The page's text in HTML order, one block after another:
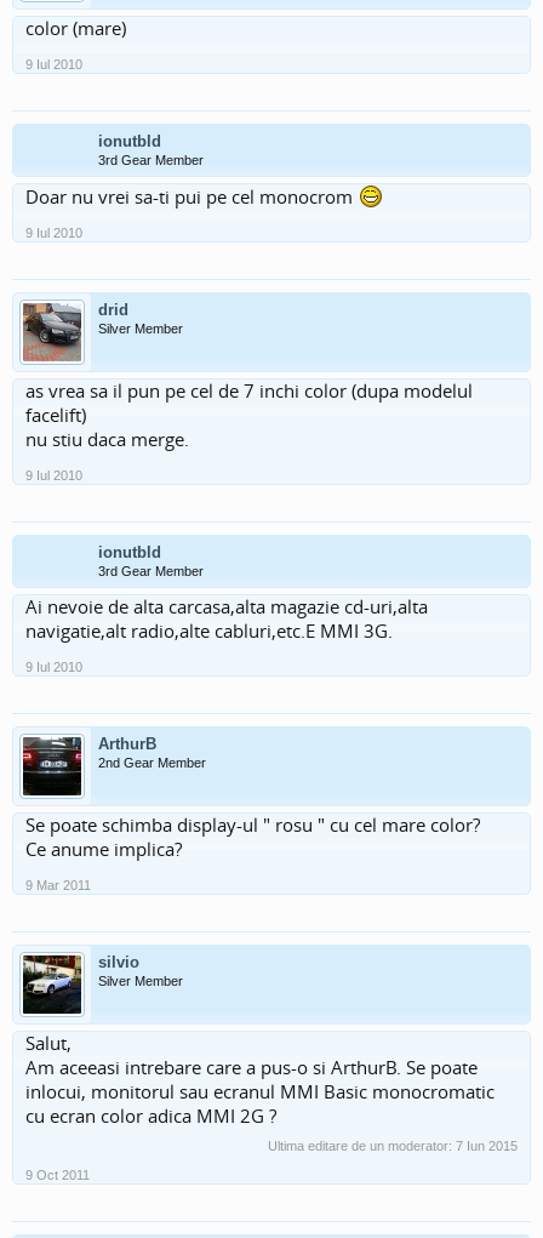
color (mare)
9 Iul 2010
ionutbld
3rd Gear Member
Doar nu vrei sa-ti pui pe cel monocrom
9 Iul 2010
drid
Silver Member
as vrea sa il pun pe cel de 7 inchi color (dupa modelul
facelift)
nu stiu daca merge.
9 Iul 2010
ionutbld
3rd Gear Member
Ai nevoie de alta carcasa,alta magazie cd-uri,alta
navigatie,alt radio,alte cabluri,etc.E MMI 3G.
9 Iul 2010
ArthurB
2nd Gear Member
Se poate schimba display-ul " rosu " cu cel mare color?
Ce anume implica?
9 Mar 2011
silvio
Silver Member
Salut,
Am aceeasi intrebare care a pus-o si ArthurB. Se poate
inlocui, monitorul sau ecranul MMI Basic monocromatic
cu ecran color adica MMI 2G ?
Ultima editare de un moderator: 7 Iun 2015
9 Oct 2011